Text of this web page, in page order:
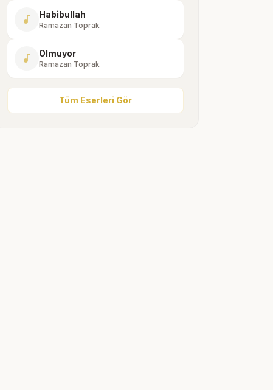
music_note Habibullah
Ramazan Toprak
music_note Olmuyor
Ramazan Toprak
Tüm Eserleri Gör